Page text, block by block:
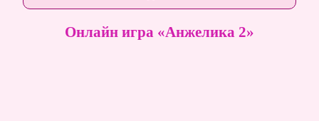
Онлайн игра «Анжелика 2»